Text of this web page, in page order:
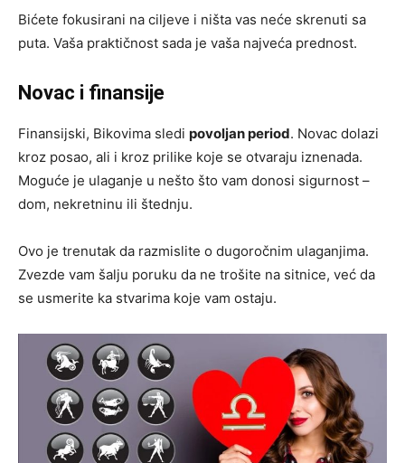
Bićete fokusirani na ciljeve i ništa vas neće skrenuti sa
puta. Vaša praktičnost sada je vaša najveća prednost.
Novac i finansije
Finansijski, Bikovima sledi povoljan period. Novac dolazi
kroz posao, ali i kroz prilike koje se otvaraju iznenada.
Moguće je ulaganje u nešto što vam donosi sigurnost –
dom, nekretninu ili štednju.
Ovo je trenutak da razmislite o dugoročnim ulaganjima.
Zvezde vam šalju poruku da ne trošite na sitnice, već da
se usmerite ka stvarima koje vam ostaju.